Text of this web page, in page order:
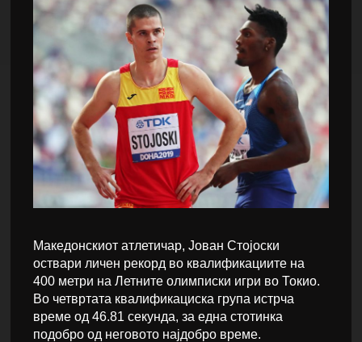
Македонскиот атлетичар, Јован Стојоски
оствари личен рекорд во квалификациите на
400 метри на Летните олимписки игри во Токио.
Во четвртата квалификациска група истрча
време од 46.81 секунда, за една стотинка
подобро од неговото најдобро време.